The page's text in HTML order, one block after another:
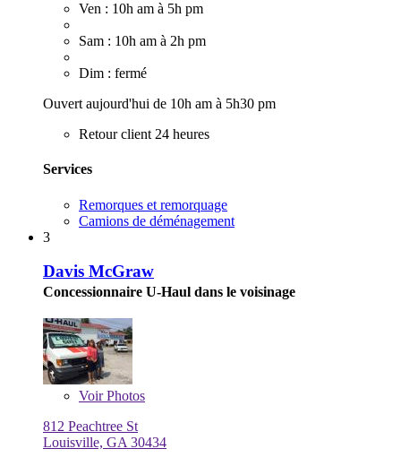
Ven : 10h am à 5h pm
Sam : 10h am à 2h pm
Dim : fermé
Ouvert aujourd'hui de 10h am à 5h30 pm
Retour client 24 heures
Services
Remorques et remorquage
Camions de déménagement
3
Davis McGraw
Concessionnaire U-Haul dans le voisinage
VoirPhotos
812 Peachtree St
Louisville, GA 30434